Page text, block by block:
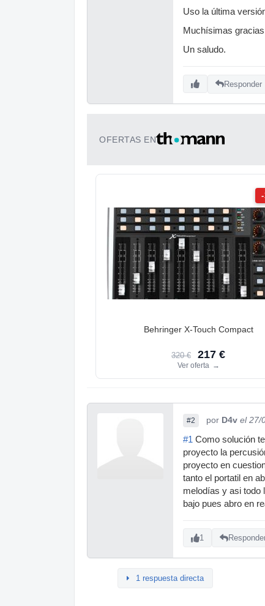
Uso la última
Muchísimas
Un saludo.
Responder
OFERTAS EN
Behringer X-Touch Compact
320 € 217 €
Ver oferta →
#2 por D4v el 27/
#1 Como solución
proyecto la
proyecto en
tanto el portatil en
melodías y asi todo
bajo pues abro en
1
1 respuesta directa